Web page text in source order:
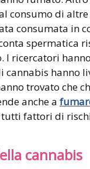
consumo di
consumata in
spermatica
I ricercatori
cannabis hanno
trovato che
anche a
tutti fattori di
cannabis